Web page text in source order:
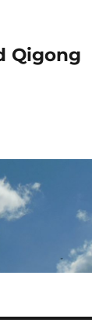
Qigong